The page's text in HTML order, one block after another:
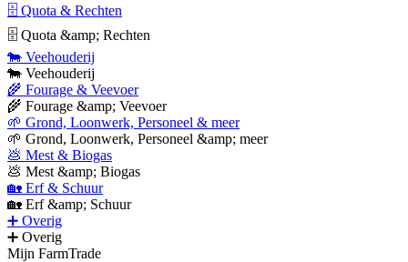
🗄 Quota & Rechten
🗄 Quota &amp; Rechten
🐄 Veehouderij
🐄 Veehouderij
🌾 Fourage & Veevoer
🌾 Fourage &amp; Veevoer
🌱 Grond, Loonwerk, Personeel & meer
🌱 Grond, Loonwerk, Personeel &amp; meer
💩 Mest & Biogas
💩 Mest &amp; Biogas
🏡 Erf & Schuur
🏡 Erf &amp; Schuur
➕ Overig
➕ Overig
Mijn FarmTrade